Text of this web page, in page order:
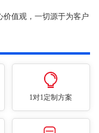
值观，一切源于为客户
1对1定制方案